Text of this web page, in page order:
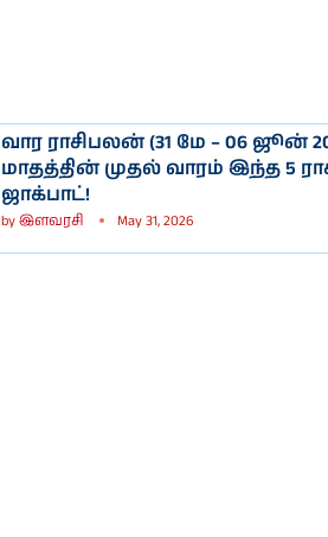
வார ராசிபலன் (31 மே – 06 ஜூன்
மாதத்தின் முதல் வாரம் இந்த 5
ஜாக்பாட்!
byஇளவரசி May 31, 2026